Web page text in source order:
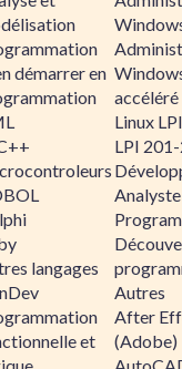
démarrer en
langages
et
accéléré
Linux LPI
LPI
Analyste
Autres
After
(Adobe)